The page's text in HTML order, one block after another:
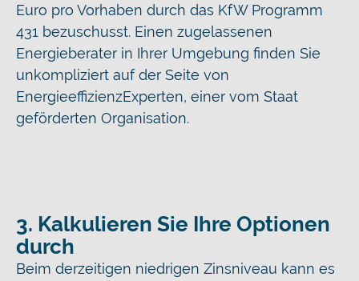
Euro pro Vorhaben durch das KfW Programm
431 bezuschusst. Einen zugelassenen
Energieberater in Ihrer Umgebung finden Sie
unkompliziert auf der Seite von
EnergieeffizienzExperten, einer vom Staat
geförderten Organisation.
3. Kalkulieren Sie Ihre Optionen
durch
Beim derzeitigen niedrigen Zinsniveau kann es